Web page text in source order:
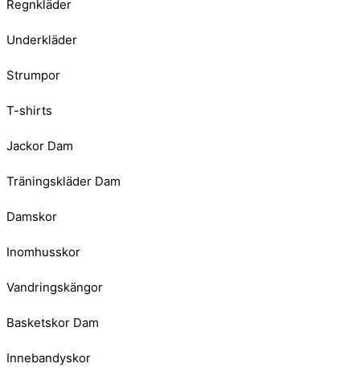
Regnkläder
Underkläder
Strumpor
T-shirts
Jackor Dam
Träningskläder Dam
Damskor
Inomhusskor
Vandringskängor
Basketskor Dam
Innebandyskor